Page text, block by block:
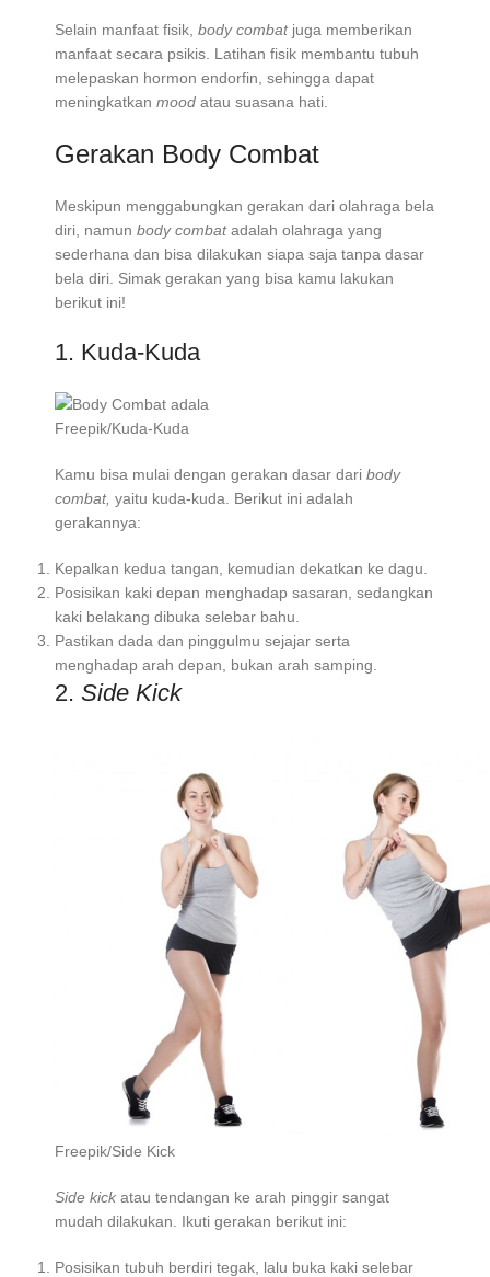
Selain manfaat fisik, body combat juga memberikan
manfaat secara psikis. Latihan fisik membantu tubuh
melepaskan hormon endorfin, sehingga dapat
meningkatkan mood atau suasana hati.
Gerakan Body Combat
Meskipun menggabungkan gerakan dari olahraga bela
diri, namun body combatadalah olahraga yang
sederhana dan bisa dilakukan siapa saja tanpa dasar
bela diri. Simak gerakan yang bisa kamu lakukan
berikut ini!
1. Kuda-Kuda
Freepik/Kuda-Kuda
Kamu bisa mulai dengan gerakan dasar dari body
combat, yaitu kuda-kuda. Berikut ini adalah
gerakannya:
Kepalkan kedua tangan, kemudian dekatkan ke dagu.
Posisikan kaki depan menghadap sasaran, sedangkan
kaki belakang dibuka selebar bahu.
Pastikan dada dan pinggulmu sejajar serta
menghadap arah depan, bukan arah samping.
2. Side Kick
Freepik/Side Kick
Side kick atau tendangan ke arah pinggir sangat
mudah dilakukan. Ikuti gerakan berikut ini:
Posisikan tubuh berdiri tegak, lalu buka kaki selebar